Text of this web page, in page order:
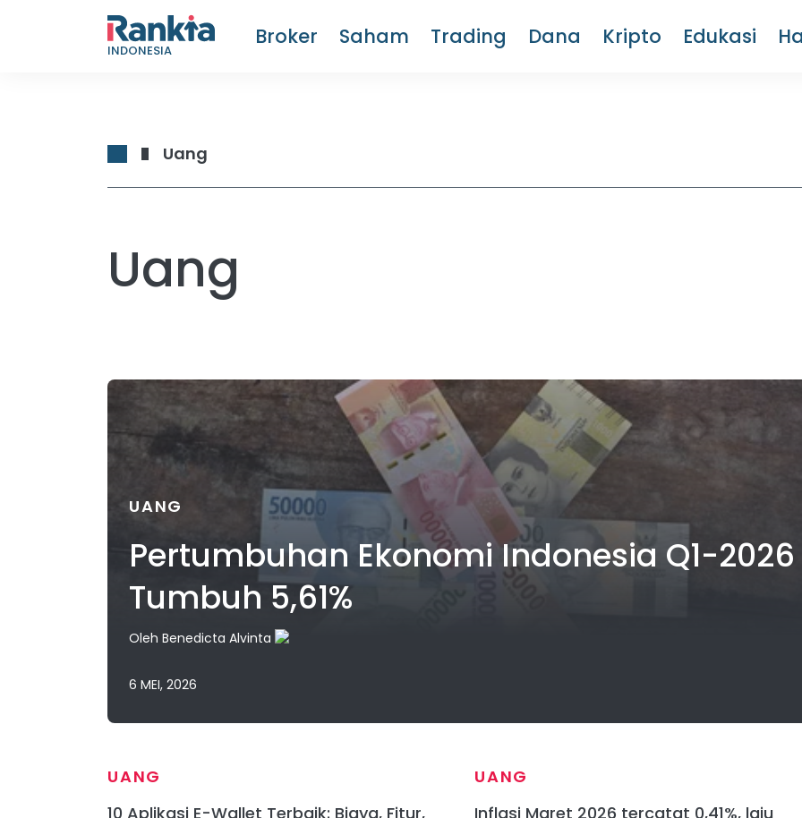
INDONESIA
Broker Saham Trading Dana Kripto Edukasi
Uang
Uang
UANG
Pertumbuhan Ekonomi Indonesia Q1-2026
Tumbuh 5,61%
Oleh Benedicta Alvinta
6 MEI, 2026
UANG
10 Aplikasi E-Wallet Terbaik: Biaya, Fitur,
UANG
Inflasi Maret 2026 tercatat 0,41%, laju